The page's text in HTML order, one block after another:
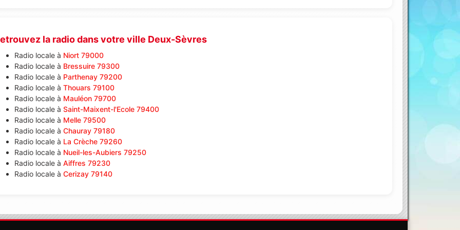
la radio dans votre ville Deux-Sèvres
Radio locale à Niort 79000
Radio locale à Bressuire 79300
Radio locale à Parthenay 79200
Radio locale à Thouars 79100
Radio locale à Mauléon 79700
Radio locale à Saint-Maixent-l'Ecole 79400
Radio locale à Melle 79500
Radio locale à Chauray 79180
Radio locale à La Crèche 79260
Radio locale à Nueil-les-Aubiers 79250
Radio locale à Aiffres 79230
Radio locale à Cerizay 79140